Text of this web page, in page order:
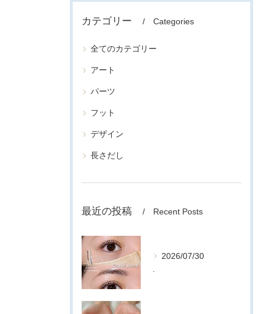
カテゴリー Categories
全てのカテゴリー
アート
パーツ
フット
デザイン
長さだし
最近の投稿 Recent Posts
2026/07/30